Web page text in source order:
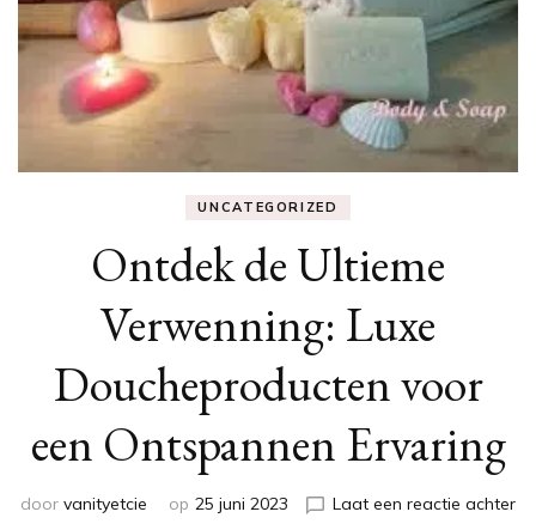
UNCATEGORIZED
Ontdek de Ultieme
Verwenning: Luxe
Doucheproducten voor
een Ontspannen Ervaring
door vanityetcie op 25 juni 2023 Laat een reactie achterop